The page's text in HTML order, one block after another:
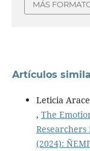
MÁS
Artículos
Leticia
, The
(2024):